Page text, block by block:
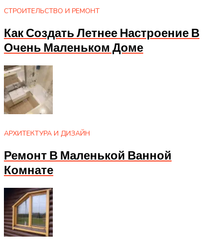
СТРОИТЕЛЬСТВО И РЕМОНТ
Как Создать Летнее Настроение В
Очень Маленьком Доме
АРХИТЕКТУРА И ДИЗАЙН
Ремонт В Маленькой Ванной
Комнате